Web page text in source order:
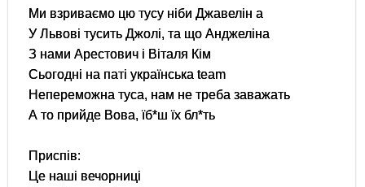
Ми взриваємо цю тусу ніби Джавелін а
У Львові тусить Джолі, та що Анджеліна
З нами Арестович і Віталя Кім
Сьогодні на паті українська team
Непереможна туса, нам не треба заважать
А то прийде Вова, їб*ш їх бл*ть
Приспів:
Це наші вечорниці